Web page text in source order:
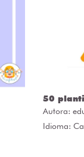
50
Autora:
Idioma: